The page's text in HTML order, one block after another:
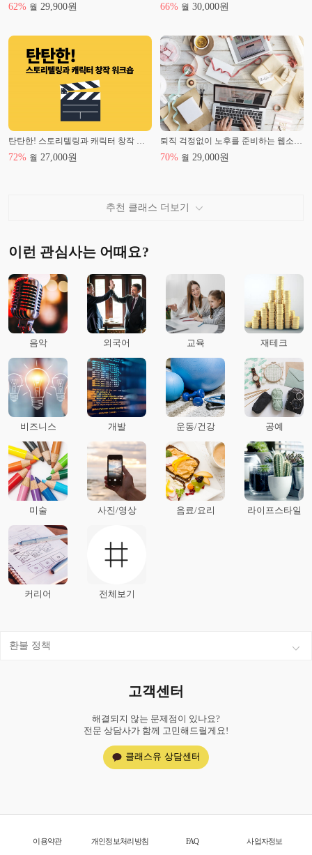
62% 월 29,900원 66% 월 30,000원
탄탄한! 스토리텔링과 캐릭터 창작 워크숍
72% 월 27,000원
퇴직 걱정없이 노후를 준비하는 웹소설 작가 되기
70% 월 29,000원
추천 클래스 더보기
이런 관심사는 어때요?
음악 외국어 교육 재테크
비즈니스 개발 운동/건강 공예
미술 사진/영상 음료/요리 라이프스타일
커리어 전체보기
환불 정책
고객센터
해결되지 않는 문제점이 있나요?
전문 상담사가 함께 고민해드릴게요!
클래스유 상담센터
이용약관 개인정보처리방침 FAQ 사업자정보